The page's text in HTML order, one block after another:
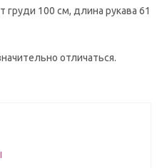
груди 100 см, длина рукава 61
отличаться.